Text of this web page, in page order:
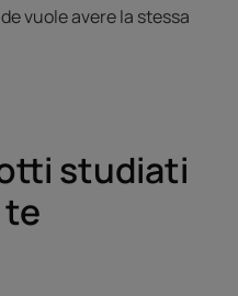
vuole avere la stessa
studiati